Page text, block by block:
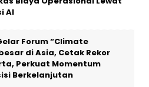
AI
Forum “Climate
di Asia, Cetak Rekor
Perkuat Momentum
Berkelanjutan